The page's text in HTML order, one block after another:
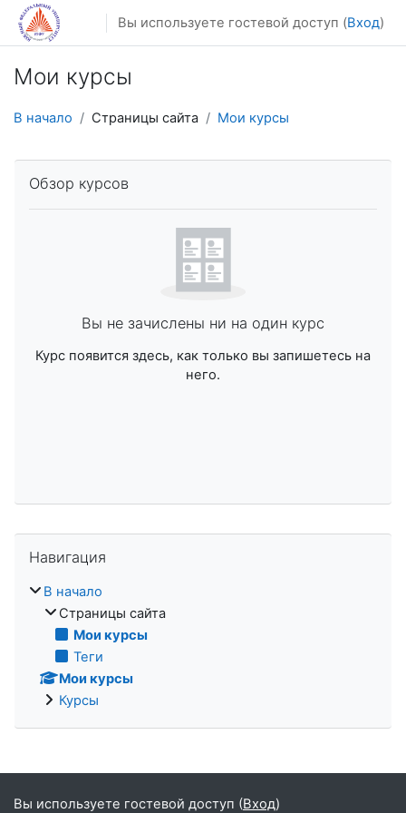
Перейти к основному содержанию
Вы используете гостевой доступ (Вход)
Мои курсы
В начало Страницы сайта Мои курсы
Обзор курсов
Вы не зачислены ни на один курс
Курс появится здесь, как только вы запишетесь на
него.
Навигация
В начало
Страницы сайта
Мои курсы
Теги
Мои курсы
Курсы
Вы используете гостевой доступ (Вход)